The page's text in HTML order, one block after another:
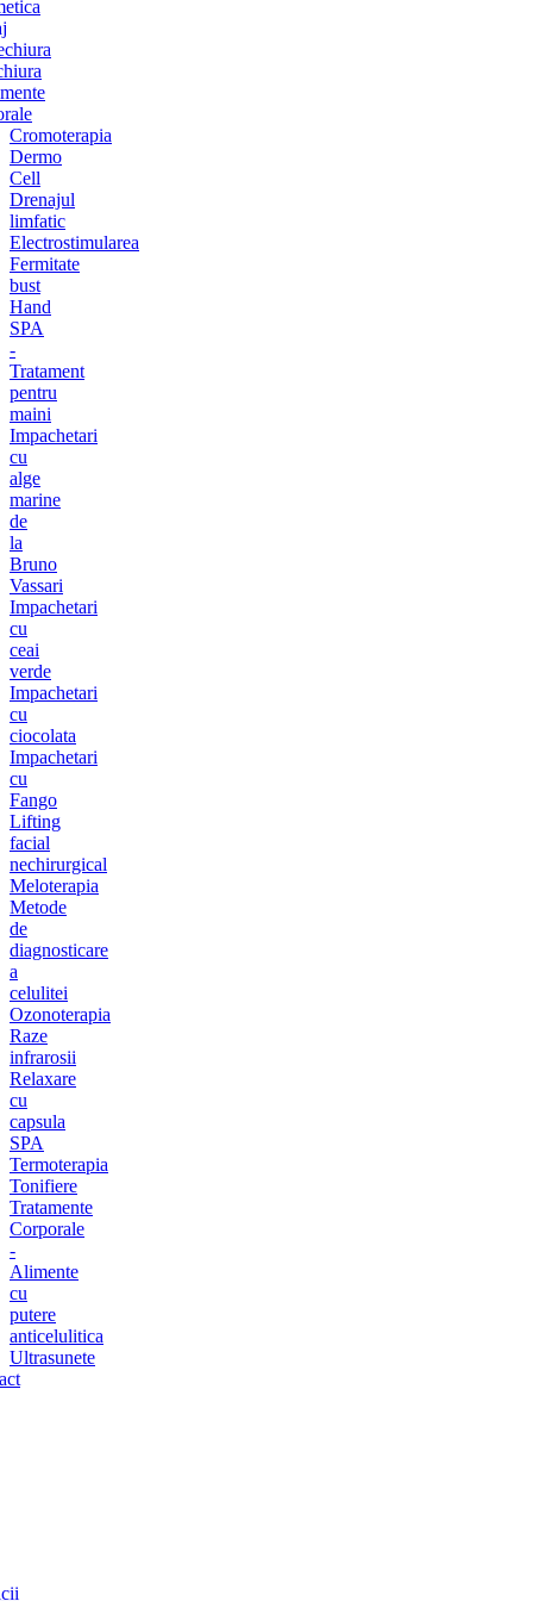
Cromoterapia
Dermo
Cell
Drenajul
limfatic
Electrostimularea
Fermitate
bust
Hand
SPA
-
Tratament
pentru
maini
Impachetari
cu
alge
marine
de
la
Bruno
Vassari
Impachetari
cu
ceai
verde
Impachetari
cu
ciocolata
Impachetari
cu
Fango
Lifting
facial
nechirurgical
Meloterapia
Metode
de
diagnosticare
a
celulitei
Ozonoterapia
Raze
infrarosii
Relaxare
cu
capsula
SPA
Termoterapia
Tonifiere
Tratamente
Corporale
-
Alimente
cu
putere
anticelulitica
Ultrasunete